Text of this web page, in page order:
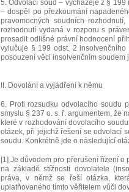
5. Odvolací soud – vycházeje z §
– dospěl po přezkoumání
pravomocných soudních
rozhodnutí vydaná v rozporu s
prosadit odlišné právní hodnocení
vylučuje § 199 odst. 2
posouzení věci insolvenčním soudem
II. Dovolání a vyjádření k němu
6. Proti rozsudku odvolacího soudu
smyslu § 237 o. s. ř. argumentem, že
které v rozhodování dovolacího
otázek, při jejichž řešení se odvolací
soudu. Konkrétně jde o následující
[1] Je důvodem pro přerušení řízení
na základě stížnosti dovolatele
práva, v němž se řeší otázka,
uplatňovaného tímto věřitelem vůči